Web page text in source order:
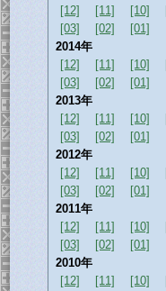
[12]
[11] [10]
[03]
[02]
[01]
2014年
[12]
[11] [10]
[03]
[02]
[01]
2013年
[12]
[11] [10]
[03]
[02]
[01]
2012年
[12]
[11] [10]
[03]
[02]
[01]
2011年
[12]
[11] [10]
[03]
[02]
[01]
2010年
[12]
[11] [10]